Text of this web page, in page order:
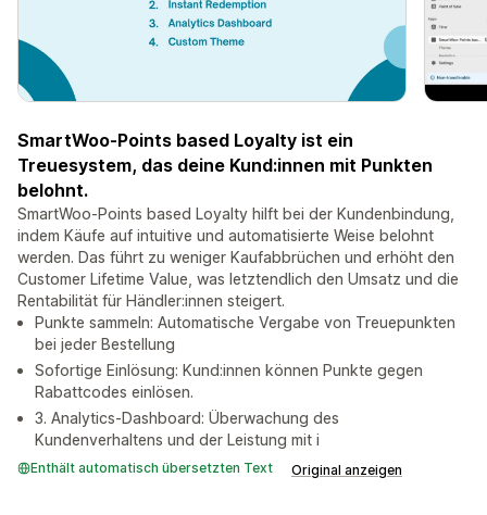
SmartWoo-Points based Loyalty ist ein
Treuesystem, das deine Kund:innen mit Punkten
belohnt.
SmartWoo-Points based Loyalty hilft bei der Kundenbindung,
indem Käufe auf intuitive und automatisierte Weise belohnt
werden. Das führt zu weniger Kaufabbrüchen und erhöht den
Customer Lifetime Value, was letztendlich den Umsatz und die
Rentabilität für Händler:innen steigert.
Punkte sammeln: Automatische Vergabe von Treuepunkten
bei jeder Bestellung
Sofortige Einlösung: Kund:innen können Punkte gegen
Rabattcodes einlösen.
3. Analytics-Dashboard: Überwachung des
Kundenverhaltens und der Leistung mit i
Enthält automatisch übersetzten Text Original anzeigen